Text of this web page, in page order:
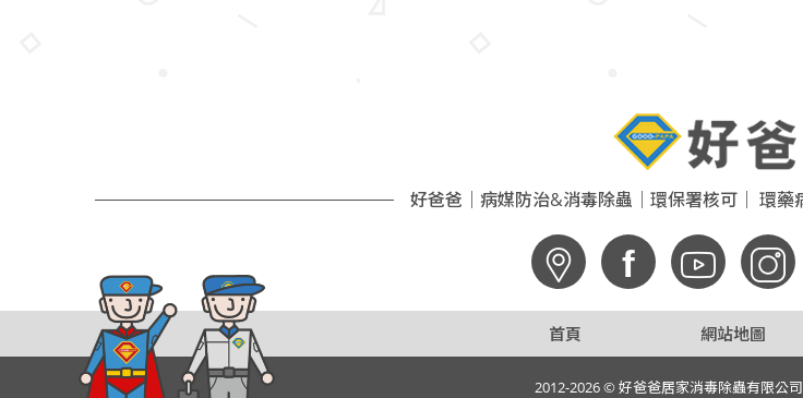
好爸爸｜病媒防治&消毒除蟲｜環保署核可｜ 環
f
首頁 網站地圖
2012-2026 © 好爸爸居家消毒除蟲有限公